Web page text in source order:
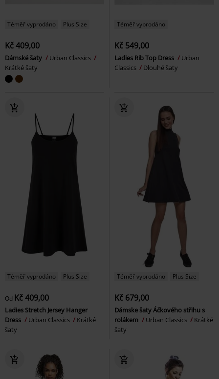
Téměř vyprodáno Plus Size
Kč 409,00
Dámské šaty
Urban Classics
Krátké šaty
Téměř vyprodáno
Kč 549,00
Ladies Rib Top Dress
Urban
Classics
Dlouhé šaty
Téměř vyprodáno Plus Size
Od Kč 409,00
Ladies Stretch Jersey Hanger
Dress
Urban Classics
Krátké
šaty
Téměř vyprodáno Plus Size
Kč 679,00
Dámske šaty Áčkového střihu s
rolákem
Urban Classics
Krátké
šaty